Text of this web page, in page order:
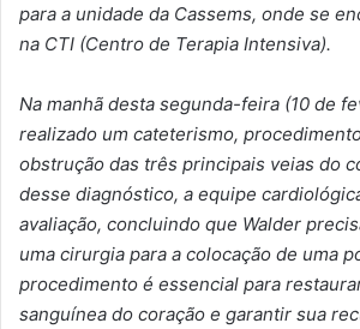
para a unidade da Cassems, onde se
na CTI (Centro de Terapia Intensiva).
Na manhã desta segunda-feira (10 de
realizado um cateterismo,
obstrução das três principais veias do
desse diagnóstico, a equipe
avaliação, concluindo que Walder
uma cirurgia para a colocação de uma
procedimento é essencial para
sanguínea do coração e garantir sua